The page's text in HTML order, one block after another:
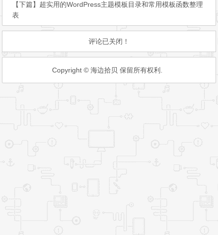
【下篇】 超实用的WordPress主题模板目录和常用模板函数整理
表
评论已关闭！
Copyright © 海边拾贝 保留所有权利.